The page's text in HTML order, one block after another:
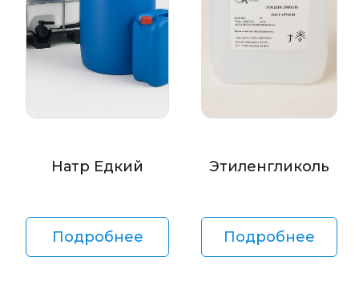
Натр Едкий
Подробнее
Этиленгликоль
Подробнее